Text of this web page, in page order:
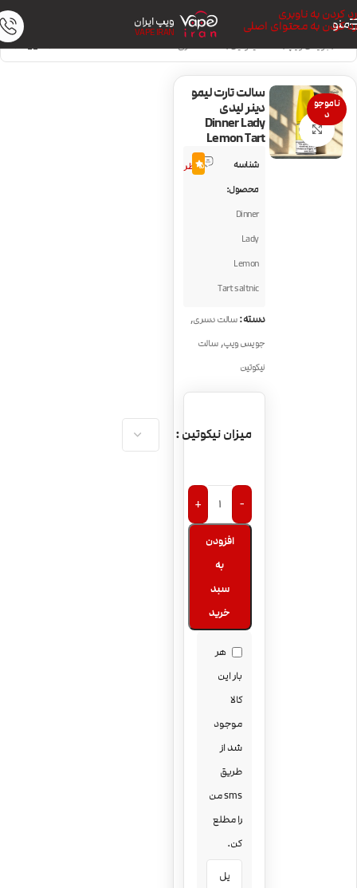
رد کردن به ناوبری
رد کردن به محتوای اصلی
منو ویپ ایران
VAPE IRAN
خانه/جویس ویپ/سالت نیکوتین/سالت دسری
ناموجو
د
بزرگنمایی تصویر
سالت تارت لیمو
دینر لیدی
Dinner Lady
Lemon Tart
شناسه
محصول:
Dinner
Lady
Lemon
Tart saltnic
2
نظر5.0
دسته:سالت دسری,
جویس ویپ,سالت
نیکوتین
میزان نیکوتین
-
+
افزودن
به
سبد
خرید
هر
بار این
کالا
موجود
شد از
طریق
sms من
را مطلع
کن.